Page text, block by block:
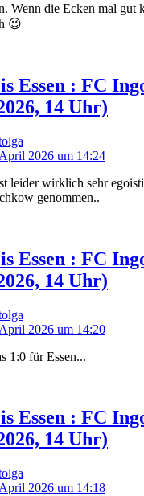
Wenn die Ecken mal gut
😉
Essen : FC
14 Uhr)
2026 um 14:24
leider wirklich sehr
genommen..
Essen : FC
14 Uhr)
2026 um 14:20
1:0 für Essen...
Essen : FC
14 Uhr)
2026 um 14:18